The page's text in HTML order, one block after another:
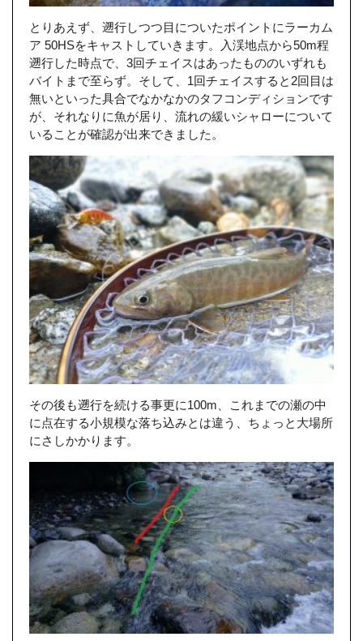
とりあえず、遡行しつつ目についたポイントにラーカム
ア 50HSをキャストしていきます。入渓地点から50m程
遡行した時点で、3回チェイスはあったもののいずれも
バイトまで至らず。そして、1回チェイスすると2回目は
無いといった具合でなかなかのタフコンディションです
が、それなりに魚が居り、流れの緩いシャローについて
いることが確認が出来できました。
その後も遡行を続ける事更に100m、これまでの瀬の中
に点在する小規模な落ち込みとは違う、ちょっと大場所
にさしかかります。